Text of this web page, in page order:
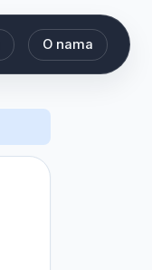
O nama